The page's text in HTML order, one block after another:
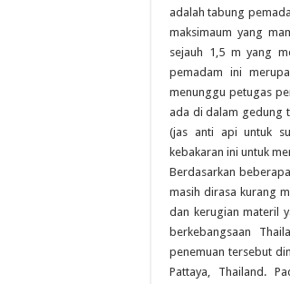
adalah tabung
maksimaum yang
sejauh 1,5 m yang
pemadam ini
menunggu petugas
ada di dalam gedung
(jas anti api untuk
kebakaran ini untuk
Berdasarkan
masih dirasa kurang
dan kerugian materil
berkebangsaan
penemuan tersebut
Pattaya, Thailand.